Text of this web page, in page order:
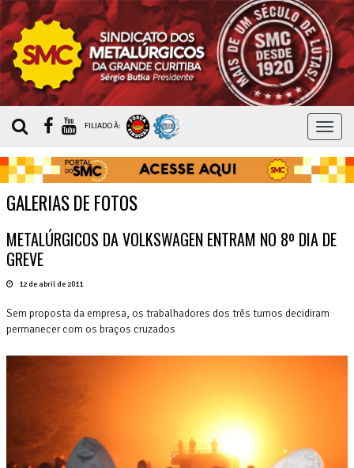
MENU
FILIADO À:
GALERIAS DE FOTOS
METALÚRGICOS DA VOLKSWAGEN ENTRAM NO 8º DIA DE
GREVE
12 de abril de 2011
Sem proposta da empresa, os trabalhadores dos três turnos decidiram
permanecer com os braços cruzados